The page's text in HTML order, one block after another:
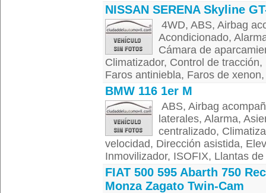
NISSAN SERENA Skyline
4WD, ABS, Airbag
Acondicionado,
Cámara de
Climatizador, Control de
Faros antiniebla, Faros de
BMW 116 1er M
ABS, Airbag
laterales, Alarma,
centralizado,
velocidad, Dirección asistida,
Inmovilizador, ISOFIX, Llantas
FIAT 500 595 Abarth 750
Monza Zagato Twin-Cam